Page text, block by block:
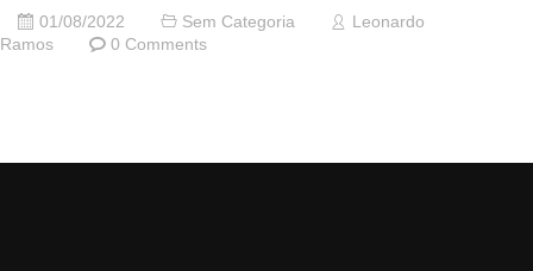
01/08/2022 Sem Categoria
Leonardo
Ramos
0 Comments